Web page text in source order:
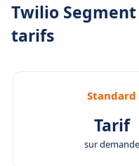
Twilio Segment
tarifs
Standard
Tarif
sur demande